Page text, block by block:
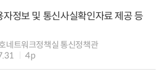
정보 및 통신사실확인자료 제공 등
네트워크정책실 통신정책관
4p